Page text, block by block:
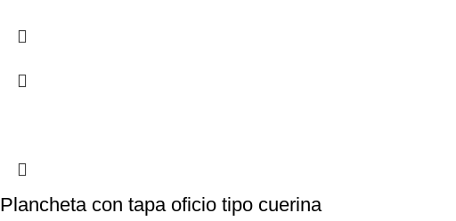
Plancheta con tapa oficio tipo cuerina